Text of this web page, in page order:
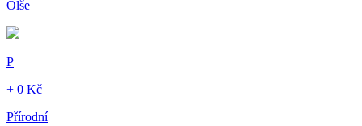
Olše
P
+ 0 Kč
Přírodní